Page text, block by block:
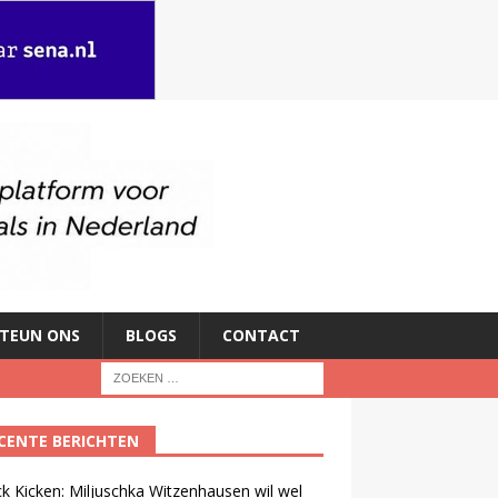
ONS BLOGS CONTACT
BERICHTEN
Kicken: Miljuschka Witzenhausen wil wel